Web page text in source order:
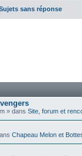
sans réponse
» dans Site, forum et
Chapeau Melon et